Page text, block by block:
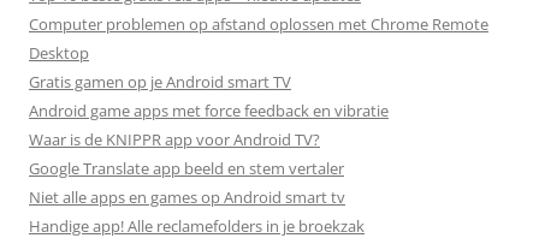
Computer problemen op afstand oplossen met Chrome Remote
Desktop
Gratis gamen op je Android smart TV
Android game apps met force feedback en vibratie
Waar is de KNIPPR app voor Android TV?
Google Translate app beeld en stem vertaler
Niet alle apps en games op Android smart tv
Handige app! Alle reclamefolders in je broekzak